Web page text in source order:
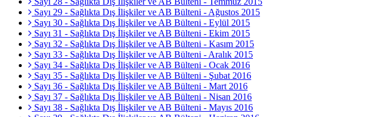
Sayı 29 - Sağlıkta Dış İlişkiler ve AB Bülteni - Ağustos 2015
Sayı 30 - Sağlıkta Dış İlişkiler ve AB Bülteni - Eylül 2015
Sayı 31 - Sağlıkta Dış İlişkiler ve AB Bülteni - Ekim 2015
Sayı 32 - Sağlıkta Dış İlişkiler ve AB Bülteni - Kasım 2015
Sayı 33 - Sağlıkta Dış İlişkiler ve AB Bülteni - Aralık 2015
Sayı 34 - Sağlıkta Dış İlişkiler ve AB Bülteni - Ocak 2016
Sayı 35 - Sağlıkta Dış İlişkiler ve AB Bülteni - Şubat 2016
Sayı 36 - Sağlıkta Dış İlişkiler ve AB Bülteni - Mart 2016
Sayı 37 - Sağlıkta Dış İlişkiler ve AB Bülteni - Nisan 2016
Sayı 38 - Sağlıkta Dış İlişkiler ve AB Bülteni - Mayıs 2016